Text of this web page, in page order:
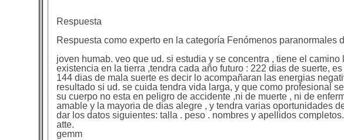
Respuesta
Respuesta como experto en la categoría Fenómenos paranormales
joven humab. veo que ud. si estudia y se concentra , tiene el
existencia en la tierra ,tendra cada año futuro : 222 dias de suerte,
144 dias de mala suerte es decir lo acompañaran las energias
resultado si ud. se cuida tendra vida larga, y que como profesional
su cuerpo no esta en peligro de accidente ,ni de muerte , ni de
amable y la mayoria de dias alegre , y tendra varias oportunidades
dar los datos siguientes: talla . peso . nombres y apellidos
atte.
gemm